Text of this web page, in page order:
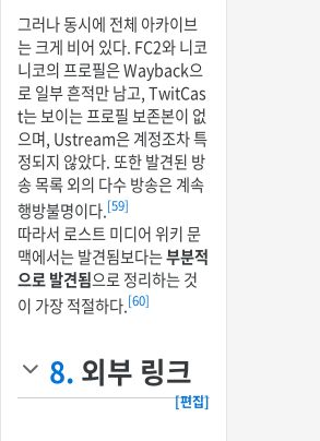
그러나 동시에 전체 아카이브
는 크게 비어 있다. FC2와 니코
니코의 프로필은 Wayback으
로 일부 흔적만 남고, TwitCas
t는 보이는 프로필 보존본이 없
으며, Ustream은 계정조차 특
정되지 않았다. 또한 발견된 방
송 목록 외의 다수 방송은 계속
행방불명이다.[59]
따라서 로스트 미디어 위키 문
맥에서는 발견됨보다는부분적
으로 발견됨으로 정리하는 것
이 가장 적절하다.[60]
8. 외부 링크
[편집]